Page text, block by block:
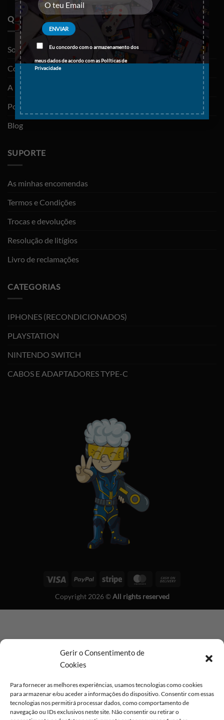
Eu concordo com o armazenamento dos
meus dados de acordo com asPolíticas de
Privacidade
Gerir o Consentimento de
Cookies
Para fornecer as melhores experiências, usamos tecnologias como cookies
para armazenar e/ou aceder a informações do dispositivo. Consentir com essas
tecnologias nos permitirá processar dados, como comportamento de
navegação ou IDs exclusivos neste site. Não consentir ou retirar o
QUEM SOMOS
Sobre nós
Contactos
A minha conta
Política de privacidade
Blog
SUPORTE
As minhas encomendas
Termos e Condições
Trocas e devoluções
Resolução de litígios
Livro de reclamações
CATEGORIAS
IPHONES (RECONDICIONADOS)
PLAYSTATION
NINTENDO SWITCH
CABOS E ADAPTADORES TYPE-C
Visa PayPal Stripe MasterCard
Copyright 2026 ©All rights reserved